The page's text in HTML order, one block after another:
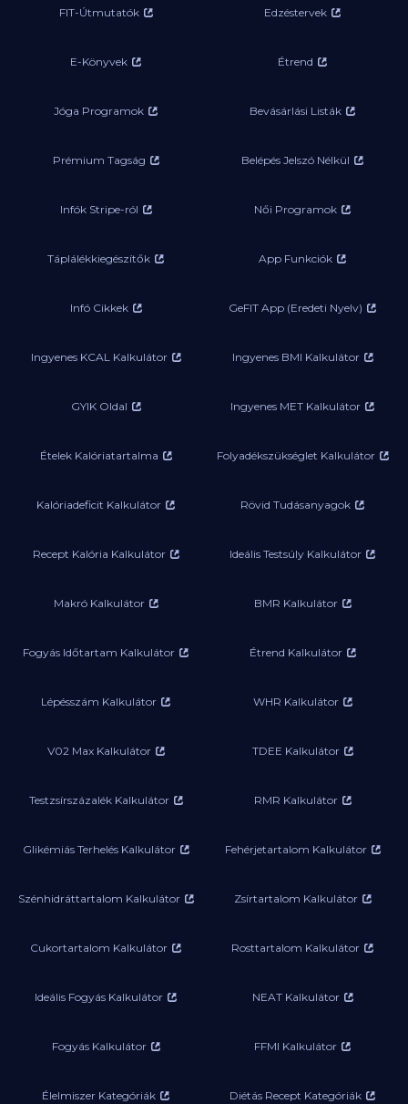
FIT-Útmutatók Edzéstervek
E-Könyvek Étrend
Jóga Programok Bevásárlási Listák
Prémium Tagság Belépés Jelszó Nélkül
Infók Stripe-ról Női Programok
Táplálékkiegészítők App Funkciók
Infó Cikkek GeFIT App (Eredeti Nyelv)
Ingyenes KCAL Kalkulátor Ingyenes BMI Kalkulátor
GYIK Oldal Ingyenes MET Kalkulátor
Ételek Kalóriatartalma Folyadékszükséglet Kalkulátor
Kalóriadeficit Kalkulátor Rövid Tudásanyagok
Recept Kalória Kalkulátor Ideális Testsúly Kalkulátor
Makró Kalkulátor BMR Kalkulátor
Fogyás Időtartam Kalkulátor Étrend Kalkulátor
Lépésszám Kalkulátor WHR Kalkulátor
V02 Max Kalkulátor TDEE Kalkulátor
Testzsírszázalék Kalkulátor RMR Kalkulátor
Glikémiás Terhelés Kalkulátor Fehérjetartalom Kalkulátor
Szénhidráttartalom Kalkulátor Zsírtartalom Kalkulátor
Cukortartalom Kalkulátor Rosttartalom Kalkulátor
Ideális Fogyás Kalkulátor NEAT Kalkulátor
Fogyás Kalkulátor FFMI Kalkulátor
Élelmiszer Kategóriák Diétás Recept Kategóriák